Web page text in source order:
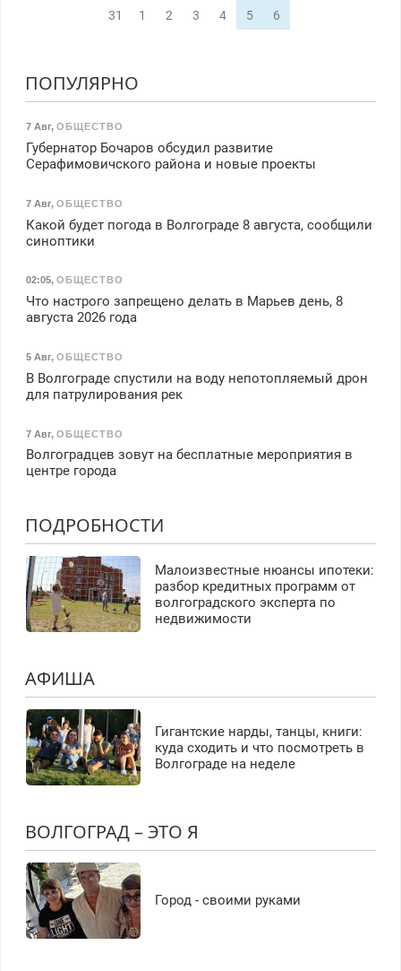
31
1 2 3 4 5 6
ПОПУЛЯРНО
7 Авг, ОБЩЕСТВО
Губернатор Бочаров обсудил развитие
Серафимовичского района и новые проекты
7 Авг, ОБЩЕСТВО
Какой будет погода в Волгограде 8 августа, сообщили
синоптики
02:05, ОБЩЕСТВО
Что настрого запрещено делать в Марьев день, 8
августа 2026 года
5 Авг, ОБЩЕСТВО
В Волгограде спустили на воду непотопляемый дрон
для патрулирования рек
7 Авг, ОБЩЕСТВО
Волгоградцев зовут на бесплатные мероприятия в
центре города
ПОДРОБНОСТИ
Малоизвестные нюансы ипотеки:
разбор кредитных программ от
волгоградского эксперта по
недвижимости
АФИША
Гигантские нарды, танцы, книги:
куда сходить и что посмотреть в
Волгограде на неделе
ВОЛГОГРАД – ЭТО Я
Город - своими руками